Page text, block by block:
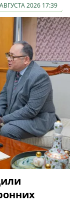
2026 17:39